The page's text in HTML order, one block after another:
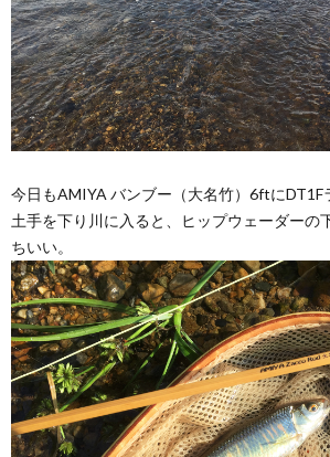
今日もAMIYA バンブー（大名竹）6ftにDT1F
土手を下り川に入ると、ヒップウェーダーの
ちいい。